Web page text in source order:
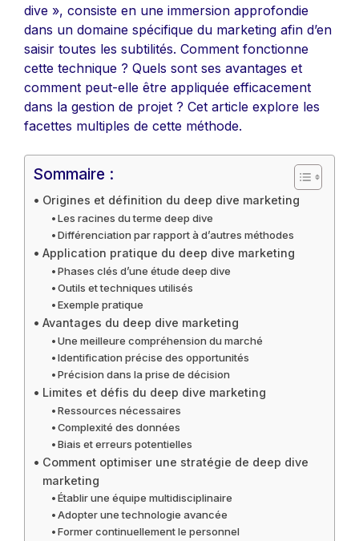
dive », consiste en une immersion approfondie
dans un domaine spécifique du marketing afin d’en
saisir toutes les subtilités. Comment fonctionne
cette technique ? Quels sont ses avantages et
comment peut-elle être appliquée efficacement
dans la gestion de projet ? Cet article explore les
facettes multiples de cette méthode.
Sommaire :
Origines et définition du deep dive marketing
Les racines du terme deep dive
Différenciation par rapport à d’autres méthodes
Application pratique du deep dive marketing
Phases clés d’une étude deep dive
Outils et techniques utilisés
Exemple pratique
Avantages du deep dive marketing
Une meilleure compréhension du marché
Identification précise des opportunités
Précision dans la prise de décision
Limites et défis du deep dive marketing
Ressources nécessaires
Complexité des données
Biais et erreurs potentielles
Comment optimiser une stratégie de deep dive
marketing
Établir une équipe multidisciplinaire
Adopter une technologie avancée
Former continuellement le personnel